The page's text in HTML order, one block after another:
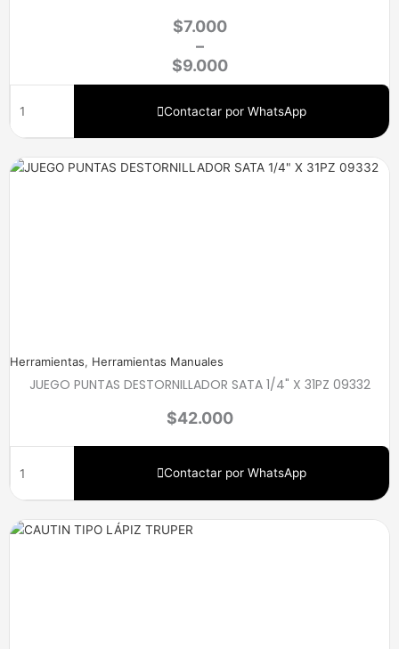
$7.000
–
$9.000
Contactar por WhatsApp
Herramientas, Herramientas Manuales
JUEGO PUNTAS DESTORNILLADOR SATA 1/4" X 31PZ 09332
$42.000
Contactar por WhatsApp